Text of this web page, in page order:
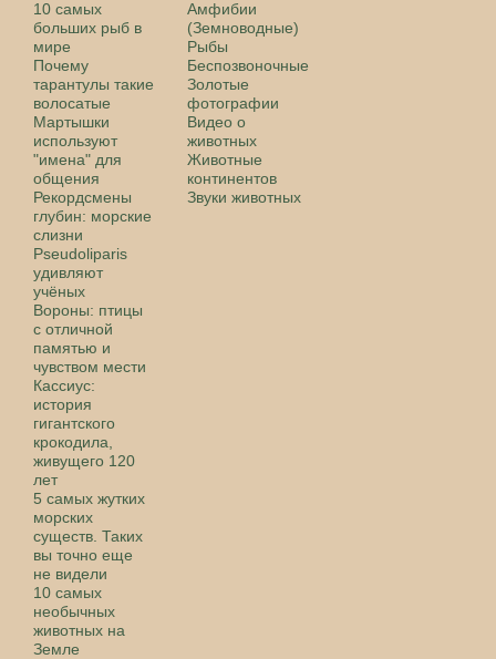
10 самых
больших рыб в
мире
Почему
тарантулы такие
волосатые
Мартышки
используют
"имена" для
общения
Рекордсмены
глубин: морские
слизни
Pseudoliparis
удивляют
учёных
Вороны: птицы
с отличной
памятью и
чувством мести
Кассиус:
история
гигантского
крокодила,
живущего 120
лет
5 самых жутких
морских
существ. Таких
вы точно еще
не видели
10 самых
необычных
животных на
Земле
Амфибии
(Земноводные)
Рыбы
Беспозвоночные
Золотые
фотографии
Видео о
животных
Животные
континентов
Звуки животных